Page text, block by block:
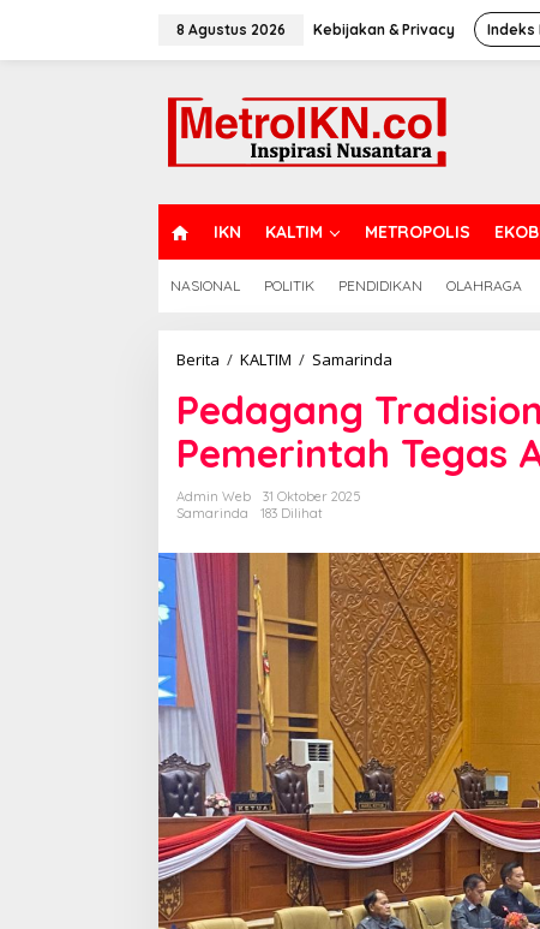
8 Agustus 2026 Kebijakan & Privacy Indeks
O
M
IKN KALTIM METROPOLIS
NASIONAL POLITIK PENDIDIKAN OLAHRAGA
Berita / KALTIM / Samarinda
Samarinda
Minta
Pemerintah
Tegas
Pedagang
Pemerintah Tegas
Admin Web
31 Oktober 2025
Samarinda
183 Dilihat